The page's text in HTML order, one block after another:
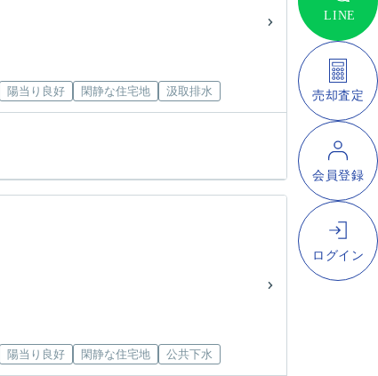
陽当り良好 閑静な住宅地 汲取排水
陽当り良好 閑静な住宅地 公共下水